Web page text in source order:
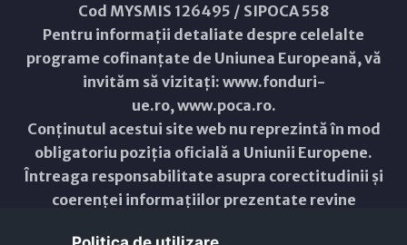
Cod MYSMIS 126495 / SIPOCA 558
Pentru informații detaliate despre celelalte
programe cofinanțate de Uniunea Europeană, vă
invităm să vizitați: www.fonduri-
ue.ro,www.poca.ro.
Conținutul acestui site web nu reprezintă în mod
obligatoriu poziția oficială a Uniunii Europene.
Întreaga responsabilitate asupra corectitudinii și
coerenței informațiilor prezentate revine